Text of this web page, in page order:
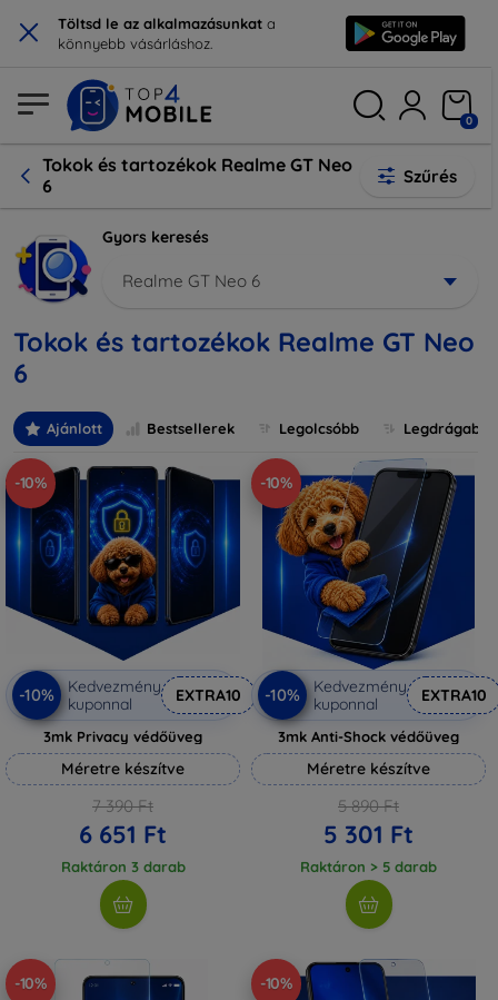
× Töltsd le az alkalmazásunkat a
könnyebb vásárláshoz.
0
Tokok és tartozékok Realme GT Neo
6
Szűrés
Gyors keresés
Realme GT Neo 6
Tokok és tartozékok Realme GT Neo
6
Ajánlott Bestsellerek Legolcsóbb Legdrágabb
-10%
-10%
Kedvezmény
kuponnal
EXTRA10
3mk Privacy védőüveg
Méretre készítve
7 390 Ft
6 651 Ft
Raktáron 3 darab
-10%
-10%
Kedvezmény
kuponnal
EXTRA10
3mk Anti-Shock védőüveg
Méretre készítve
5 890 Ft
5 301 Ft
Raktáron > 5 darab
-10% -10%